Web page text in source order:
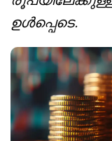
ഉൾപ്പെടെ.